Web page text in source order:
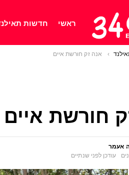
ראשי חדשות
אנה זק חורשת איים
חורשת איים
אעמר
עודכןלפני שנתיים